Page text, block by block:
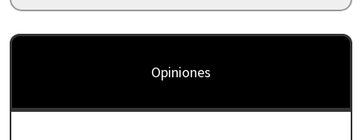
Opiniones